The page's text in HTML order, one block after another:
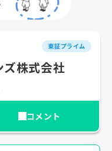
東証プライム
ズ株式会社
コメント